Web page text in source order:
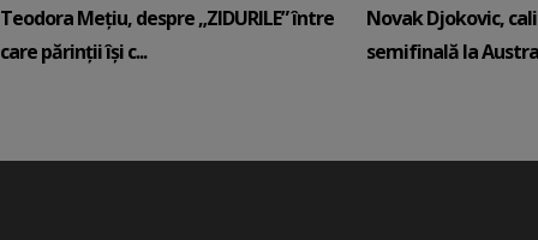
Teodora Mețiu, despre „ZIDURILE” între
care părinții își c...
Novak Djokovic,
semifinală la